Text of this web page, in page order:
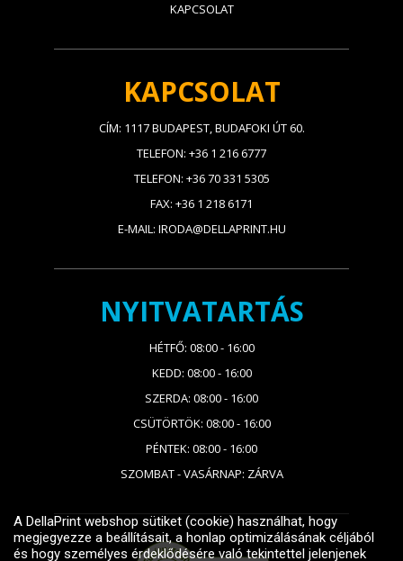
KAPCSOLAT
KAPCSOLAT
CÍM: 1117 BUDAPEST, BUDAFOKI ÚT 60.
TELEFON: +36 1 216 6777
TELEFON: +36 70 331 5305
FAX: +36 1 218 6171
E-MAIL: IRODA@DELLAPRINT.HU
NYITVATARTÁS
HÉTFŐ: 08:00 - 16:00
KEDD: 08:00 - 16:00
SZERDA: 08:00 - 16:00
CSÜTÖRTÖK: 08:00 - 16:00
PÉNTEK: 08:00 - 16:00
SZOMBAT - VASÁRNAP: ZÁRVA